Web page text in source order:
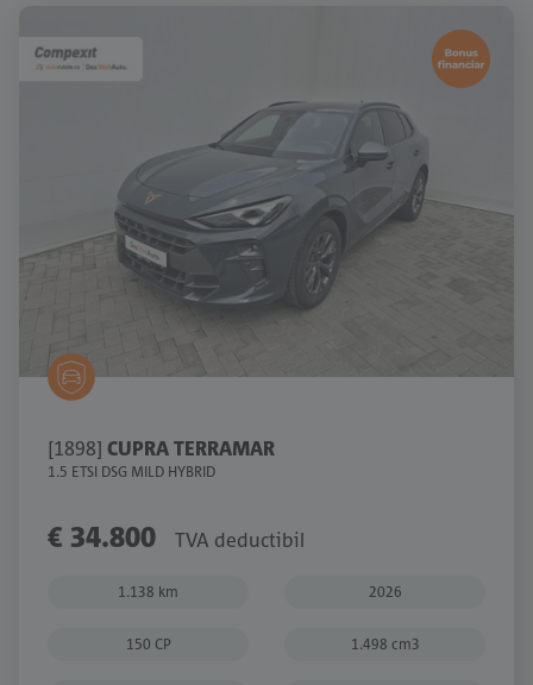
[1898] CUPRA TERRAMAR
1.5 ETSI DSG MILD HYBRID
€ 34.800 TVA deductibil
1.138 km 2026
150 CP 1.498 cm3